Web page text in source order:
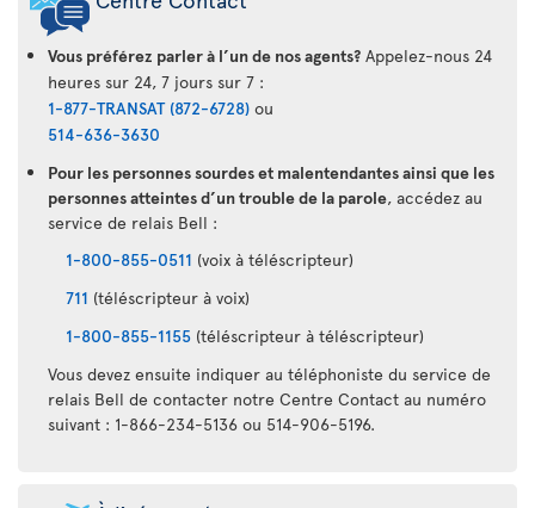
Vous préférez parler à l’un de nos agents? Appelez-nous 24
heures sur 24, 7 jours sur 7 :
1-877-TRANSAT (872-6728) ou
514-636-3630
Pour les personnes sourdes et malentendantes ainsi que les
personnes atteintes d’un trouble de la parole, accédez au
service de relais Bell :
1-800-855-0511 (voix à téléscripteur)
711 (téléscripteur à voix)
1-800-855-1155 (téléscripteur à téléscripteur)
Vous devez ensuite indiquer au téléphoniste du service de
relais Bell de contacter notre Centre Contact au numéro
suivant : 1-866-234-5136 ou 514-906-5196.